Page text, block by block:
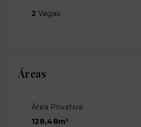
2 Vagas
Áreas
Área Privativa:
128,48m²